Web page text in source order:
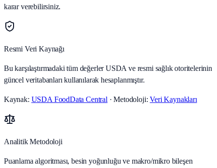
karar verebilirsiniz.
Resmi Veri Kaynağı
Bu karşılaştırmadaki tüm değerler USDA ve resmi sağlık otoritelerinin
güncel veritabanları kullanılarak hesaplanmıştır.
Kaynak: USDA FoodData Central · Metodoloji:Veri Kaynakları
Analitik Metodoloji
Puanlama algoritması, besin yoğunluğu ve makro/mikro bileşen